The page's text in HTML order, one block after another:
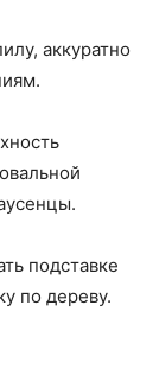
аккуратно
подставке
по дереву.